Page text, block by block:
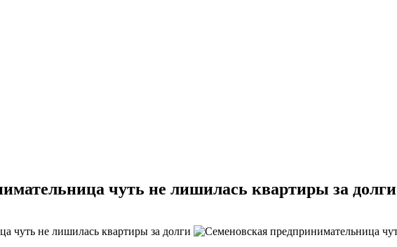
чуть не лишилась квартиры за долги